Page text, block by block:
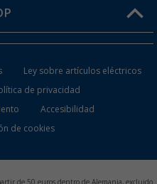
Ley sobre artículos eléctricos
de privacidad
Accesibilidad
de cookies
de 50 euros dentro de Alemania, excluido